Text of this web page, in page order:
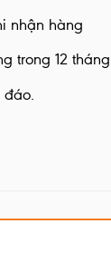
nhận hàng
trong 12 tháng
đáo.